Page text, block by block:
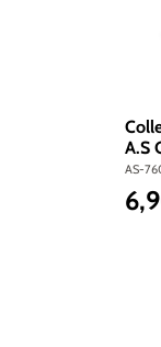
A.S
AS-
Prix